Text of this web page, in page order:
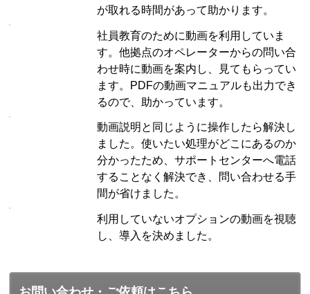
が取れる時間があって助かります。
社員教育のために動画を利用していま
す。他拠点のオペレーターからの問い合
わせ時に動画を案内し、見てもらってい
ます。PDFの動画マニュアルも出力でき
るので、助かっています。
動画説明と同じように操作したら解決し
ました。使いたい処理がどこにあるのか
分かったため、サポートセンターへ電話
することなく解決でき、問い合わせる手
間が省けました。
利用していないオプションの動画を視聴
し、導入を決めました。